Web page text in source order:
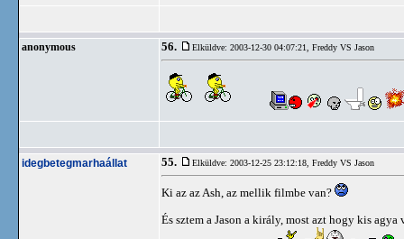
anonymous 56. Elküldve: 2003-12-30 04:07:21, Freddy VS Jason
idegbetegmarhaállat 55. Elküldve: 2003-12-25 23:12:18, Freddy VS Jason
Ki az az Ash, az mellik filmbe van?
És sztem a Jason a király, most azt hogy kis